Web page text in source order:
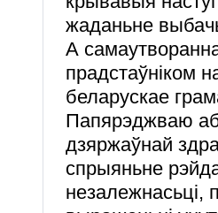
жаданьне
А
прадстаўніком
беларускае
Папярэджваю аб
дзяржаўнай
спрыяньне
незалежнасьці,